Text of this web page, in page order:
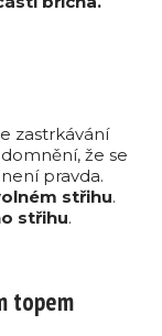
zastrkávání
že se
pravda.
střihu.
střihu.
topem